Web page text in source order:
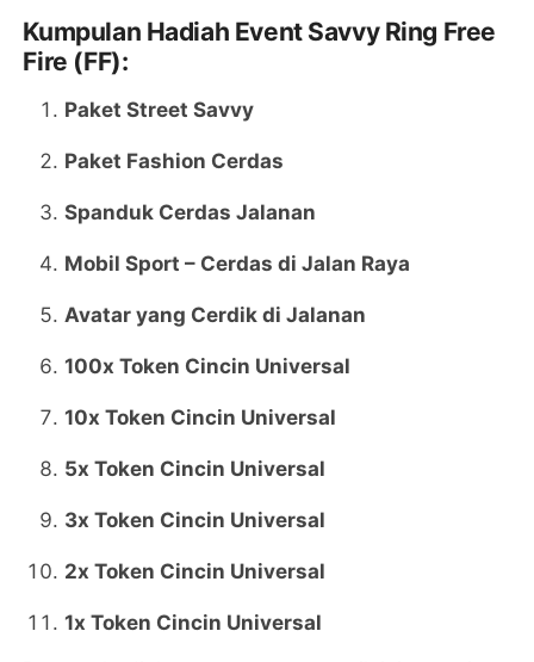
Kumpulan Hadiah Event Savvy Ring Free
Fire (FF):
Paket Street Savvy
Paket Fashion Cerdas
Spanduk Cerdas Jalanan
Mobil Sport – Cerdas di Jalan Raya
Avatar yang Cerdik di Jalanan
100x Token Cincin Universal
10x Token Cincin Universal
5x Token Cincin Universal
3x Token Cincin Universal
2x Token Cincin Universal
1x Token Cincin Universal